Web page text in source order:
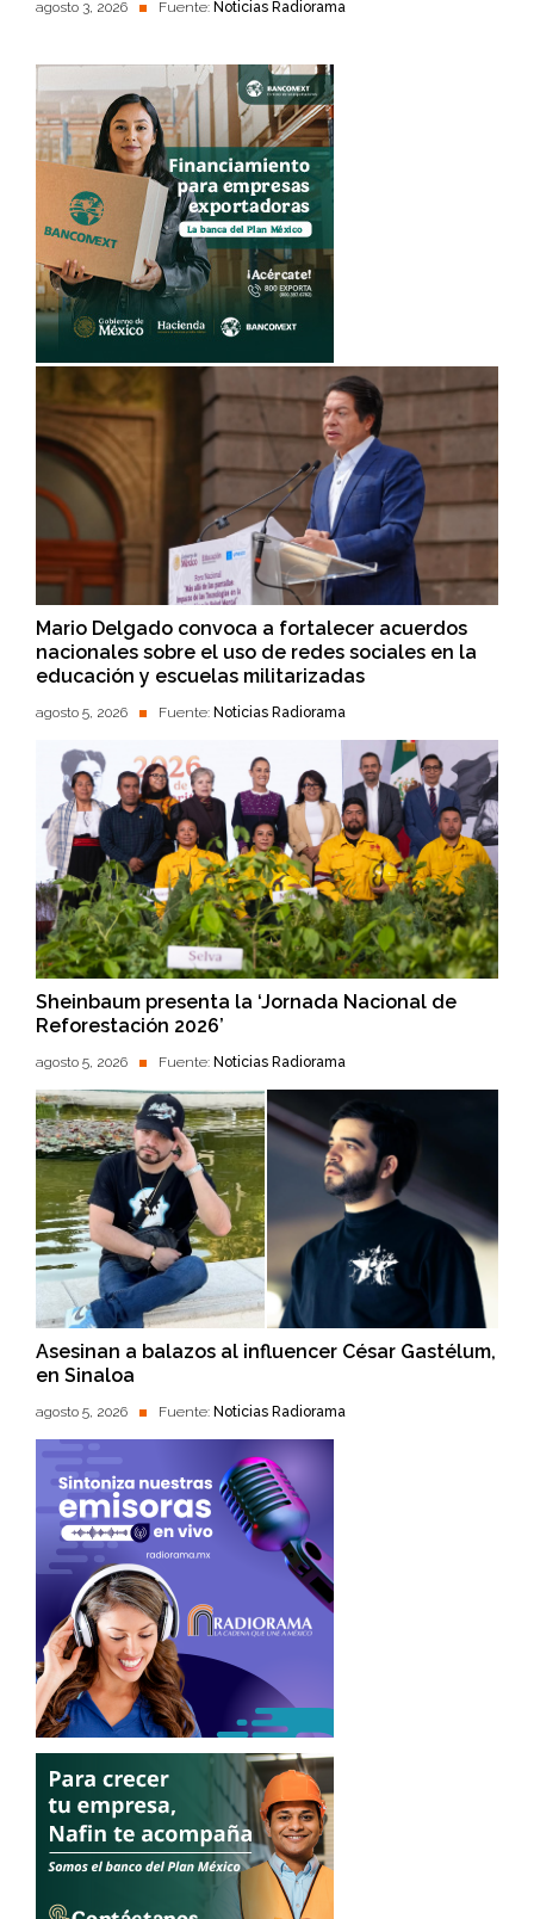
agosto 3, 2026 Fuente: Noticias Radiorama
Mario Delgado convoca a fortalecer acuerdos
nacionales sobre el uso de redes sociales en la
educación y escuelas militarizadas
agosto 5, 2026 Fuente: Noticias Radiorama
Sheinbaum presenta la ‘Jornada Nacional de
Reforestación 2026’
agosto 5, 2026 Fuente: Noticias Radiorama
Asesinan a balazos al influencer César Gastélum,
en Sinaloa
agosto 5, 2026 Fuente: Noticias Radiorama